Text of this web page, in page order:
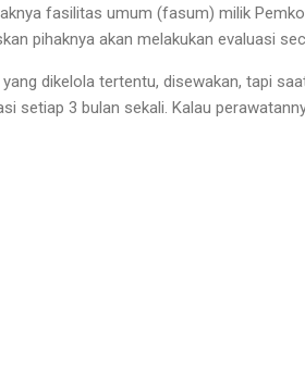
fasilitas umum (fasum) milik
pihaknya akan melakukan evaluasi
dikelola tertentu, disewakan, tapi
setiap 3 bulan sekali. Kalau